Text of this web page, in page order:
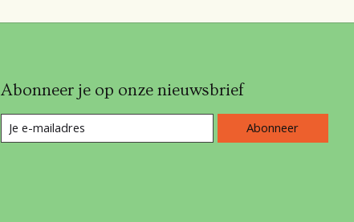
Abonneer je op onze nieuwsbrief
Abonneer